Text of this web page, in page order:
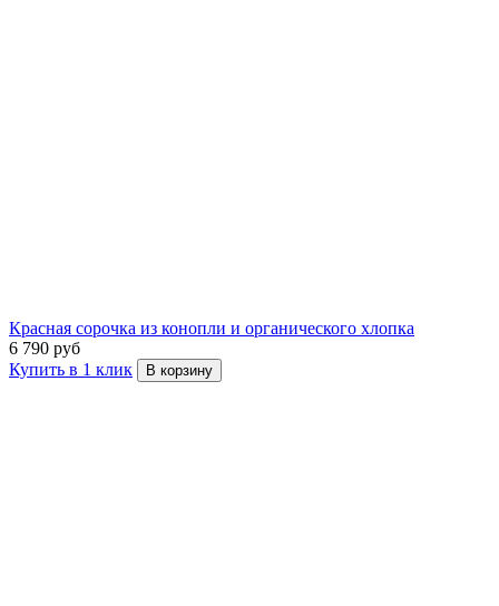
Красная сорочка из конопли и органического хлопка
6 790 руб
Купить в 1 клик
В корзину